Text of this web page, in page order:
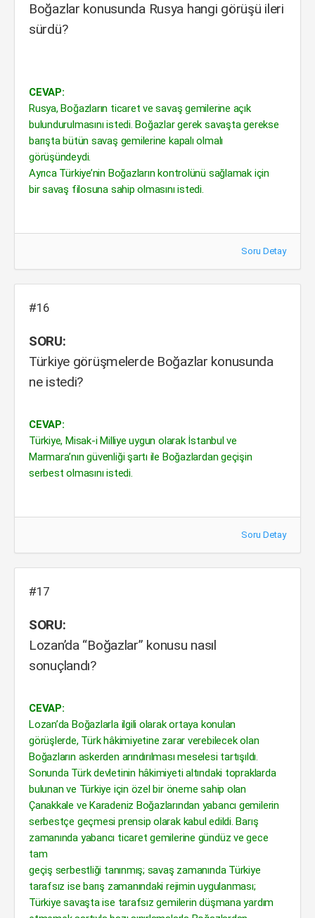
Boğazlar konusunda Rusya hangi görüşü ileri
sürdü?
CEVAP:
Rusya, Boğazların ticaret ve savaş gemilerine açık
bulundurulmasını istedi. Boğazlar gerek savaşta gerekse
barışta bütün savaş gemilerine kapalı olmalı
görüşündeydi.
Ayrıca Türkiye’nin Boğazların kontrolünü sağlamak için
bir savaş filosuna sahip olmasını istedi.
Soru Detay
#16
SORU:
Türkiye görüşmelerde Boğazlar konusunda
ne istedi?
CEVAP:
Türkiye, Misak-i Milliye uygun olarak İstanbul ve
Marmara’nın güvenliği şartı ile Boğazlardan geçişin
serbest olmasını istedi.
Soru Detay
#17
SORU:
Lozan’da “Boğazlar” konusu nasıl
sonuçlandı?
CEVAP:
Lozan’da Boğazlarla ilgili olarak ortaya konulan
görüşlerde, Türk hâkimiyetine zarar verebilecek olan
Boğazların askerden arındırılması meselesi tartışıldı.
Sonunda Türk devletinin hâkimiyeti altındaki topraklarda
bulunan ve Türkiye için özel bir öneme sahip olan
Çanakkale ve Karadeniz Boğazlarından yabancı gemilerin
serbestçe geçmesi prensip olarak kabul edildi. Barış
zamanında yabancı ticaret gemilerine gündüz ve gece
tam
geçiş serbestliği tanınmış; savaş zamanında Türkiye
tarafsız ise barış zamanındaki rejimin uygulanması;
Türkiye savaşta ise tarafsız gemilerin düşmana yardım